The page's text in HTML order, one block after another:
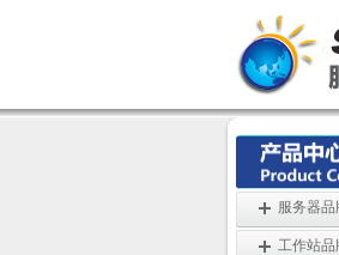
服务器品
工作站品